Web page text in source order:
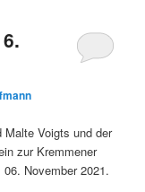
Malte Voigts und der
zur Kremmener
November 2021.